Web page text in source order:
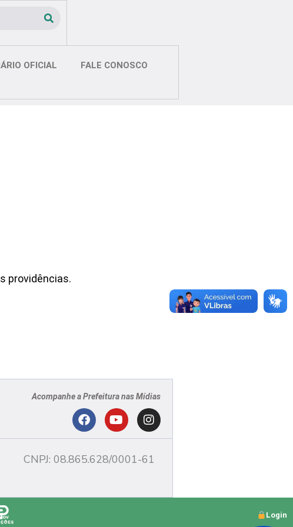
OFICIAL FALE CONOSCO
providências.
Acompanhe a Prefeitura nas Mídias
F
c
o
Y
u
b
I
s
g
CNPJ: 08.865.628/0001-61
Login